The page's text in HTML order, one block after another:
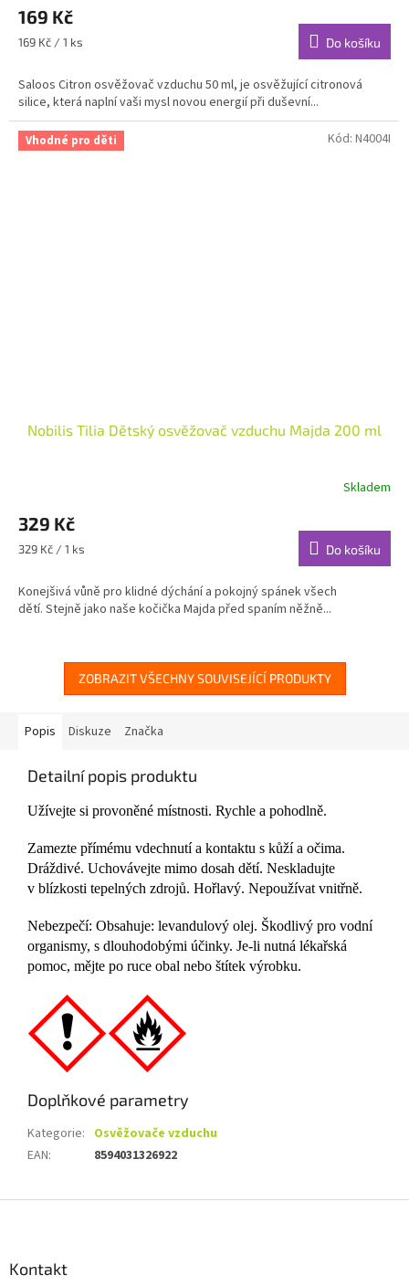
produktu
je
5,0
5
hvězdiček.
169 Kč
Měrná
169 Kč / 1 ks Do košíku
Saloos Citron osvěžovač vzduchu 50 ml, je osvěžující citronová
silice, která naplní vaši mysl novou energií při duševní...
Vhodné pro děti
Nobilis Tilia Dětský osvěžovač vzduchu Majda 200 ml
produktu
je
4,9
5
hvězdiček.
Skladem
329 Kč
Měrná
329 Kč / 1 ks Do košíku
Konejšivá vůně pro klidné dýchání a pokojný spánek všech
dětí. Stejně jako naše kočička Majda před spaním něžně...
Kód: N4004I
ZOBRAZIT VŠECHNY SOUVISEJÍCÍ PRODUKTY
Popis Diskuze Značka
Detailní popis produktu
Užívejte si provoněné místnosti. Rychle a pohodlně.
Zamezte přímému vdechnutí a kontaktu s kůží a očima.
Dráždivé. Uchovávejte mimo dosah dětí. Neskladujte
v blízkosti tepelných zdrojů. Hořlavý. Nepoužívat vnitřně.
Nebezpečí: Obsahuje: levandulový olej. Škodlivý pro vodní
organismy, s dlouhodobými účinky. Je-li nutná lékařská
pomoc, mějte po ruce obal nebo štítek výrobku.
Doplňkové parametry
Kategorie: Osvěžovače vzduchu
EAN: 8594031326922
Kontakt